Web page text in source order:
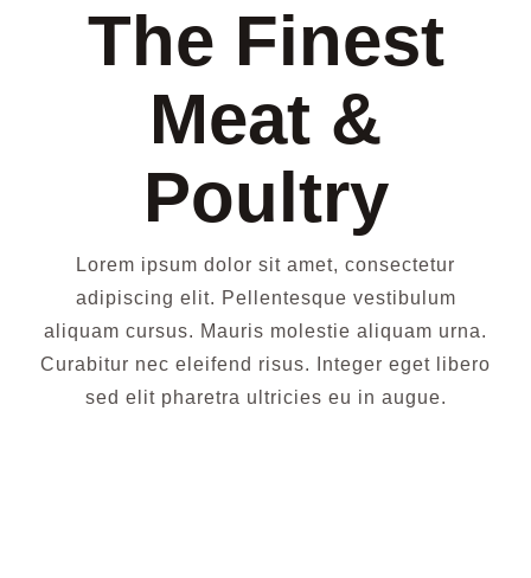
The Finest
Meat &
Poultry
Lorem ipsum dolor sit amet, consectetur
adipiscing elit. Pellentesque vestibulum
aliquam cursus. Mauris molestie aliquam urna.
Curabitur nec eleifend risus. Integer eget libero
sed elit pharetra ultricies eu in augue.